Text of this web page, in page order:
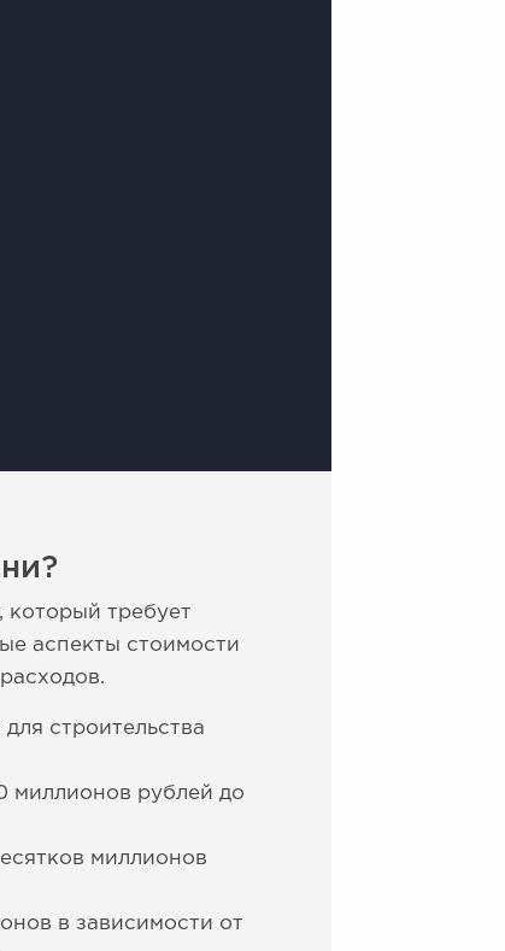
который требует
аспекты стоимости
строительства
миллионов рублей до
миллионов
в зависимости от